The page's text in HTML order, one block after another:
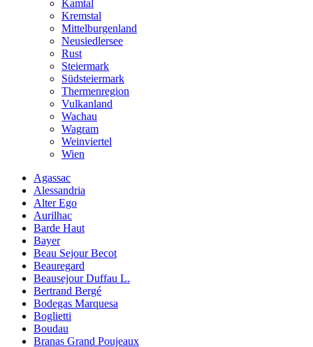
Kamtal
Kremstal
Mittelburgenland
Neusiedlersee
Rust
Steiermark
Südsteiermark
Thermenregion
Vulkanland
Wachau
Wagram
Weinviertel
Wien
Agassac
Alessandria
Alter Ego
Aurilhac
Barde Haut
Bayer
Beau Sejour Becot
Beauregard
Beausejour Duffau L.
Bertrand Bergé
Bodegas Marquesa
Boglietti
Boudau
Branas Grand Poujeaux